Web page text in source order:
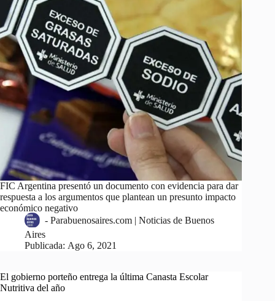
FIC Argentina presentó un documento con evidencia para dar
respuesta a los argumentos que plantean un presunto impacto
económico negativo
- Parabuenosaires.com | Noticias de Buenos
Aires
Publicada: Ago 6, 2021
El gobierno porteño entrega la última Canasta Escolar
Nutritiva del año